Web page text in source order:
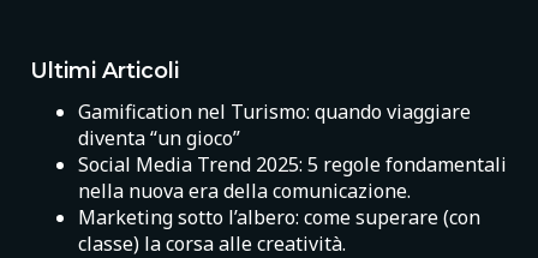
Ultimi Articoli
Gamification nel Turismo: quando viaggiare
diventa “un gioco”
Social Media Trend 2025: 5 regole fondamentali
nella nuova era della comunicazione.
Marketing sotto l’albero: come superare (con
classe) la corsa alle creatività.